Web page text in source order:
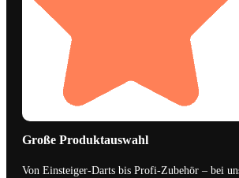
Große Produktauswahl
Von Einsteiger-Darts bis Profi-Zubehör – bei